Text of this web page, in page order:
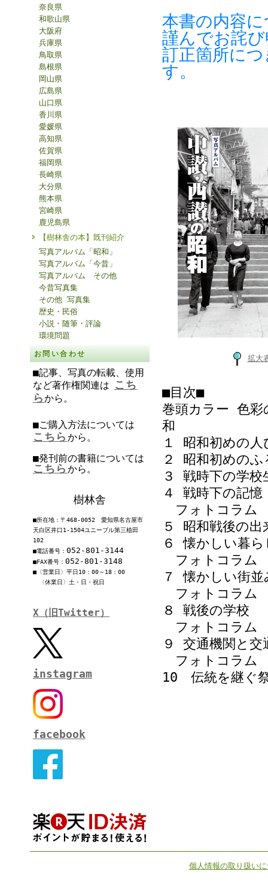
奈良県
和歌山県
大阪府
兵庫県
鳥取県
島根県
岡山県
広島県
山口県
香川県
愛媛県
高知県
佐賀県
福岡県
長崎県
大分県
熊本県
宮崎県
鹿児島県
【樹林舎の本】既刊紹介
写真アルバム「昭和」
写真アルバム「今昔」
写真アルバム その他
今昔写真集
その他 写真集
歴史・民俗
小説・随筆・評論
環境問題
お問い合わせ
■記事、写真の転載、使用
など著作権関連は こち
らから。
■ご購入方法については
こちら から。
■発刊前の書籍については
こちら から。
樹林舎
■所在地：〒468-0052 愛知県名古屋市
天白区井口1-1504ユニーブル第三植田
102
■電話番号： 052-801-3144
■FAX番号： 052-801-3148
■〈営業日〉平日10：00～18：00
〈休業日〉土・日・祝日
X（旧Twitter）
instagram
facebook
本書の内容
謹んでお詫
訂正箇所に
す。
拡大
■目次■
巻頭カラー 色彩
和
１ 昭和初めの人
２ 昭和初めのふ
３ 戦時下の学校
４ 戦時下の記憶
フォトコラム
５ 昭和戦後の出
６ 懐かしい暮ら
フォトコラム
７ 懐かしい街
フォトコラム
８ 戦後の学校
フォトコラム
９ 交通機関と交
フォトコラム
10 伝統を継ぐ
個人情報の取り扱い